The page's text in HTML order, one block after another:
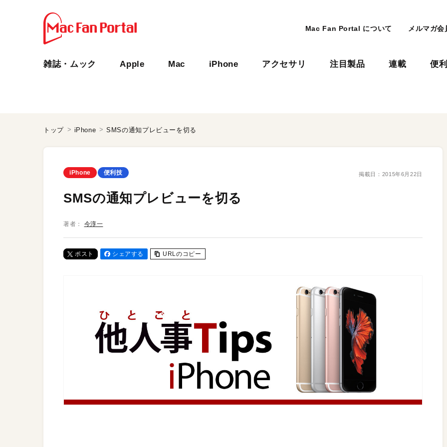
Mac Fan Portal について メルマガ会
雑誌・ムック Apple Mac iPhone アクセサリ 注目製品 連載 便
トップ iPhone SMSの通知プレビューを切る
iPhone 便利技 掲載日： 2015年6月22日
SMSの通知プレビューを切る
著者： 今淳一
ポスト シェアする URLのコピー